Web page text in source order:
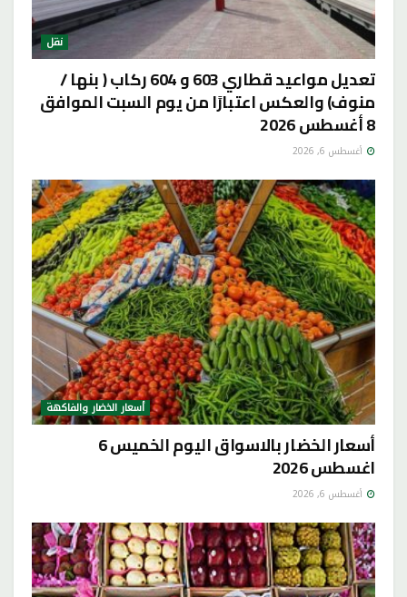
نقل
تعديل مواعيد قطاري 603 و 604 ركاب ( بنها /
منوف) والعكس اعتبارًا من يوم السبت الموافق
8 أغسطس 2026
أغسطس 6, 2026
أسعار الخضار والفاكهة
أسعار الخضار بالاسواق اليوم الخميس 6
اغسطس 2026
أغسطس 6, 2026